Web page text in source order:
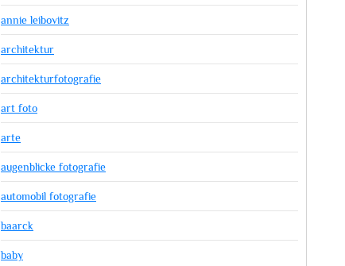
annie leibovitz
architektur
architekturfotografie
art foto
arte
augenblicke fotografie
automobil fotografie
baarck
baby